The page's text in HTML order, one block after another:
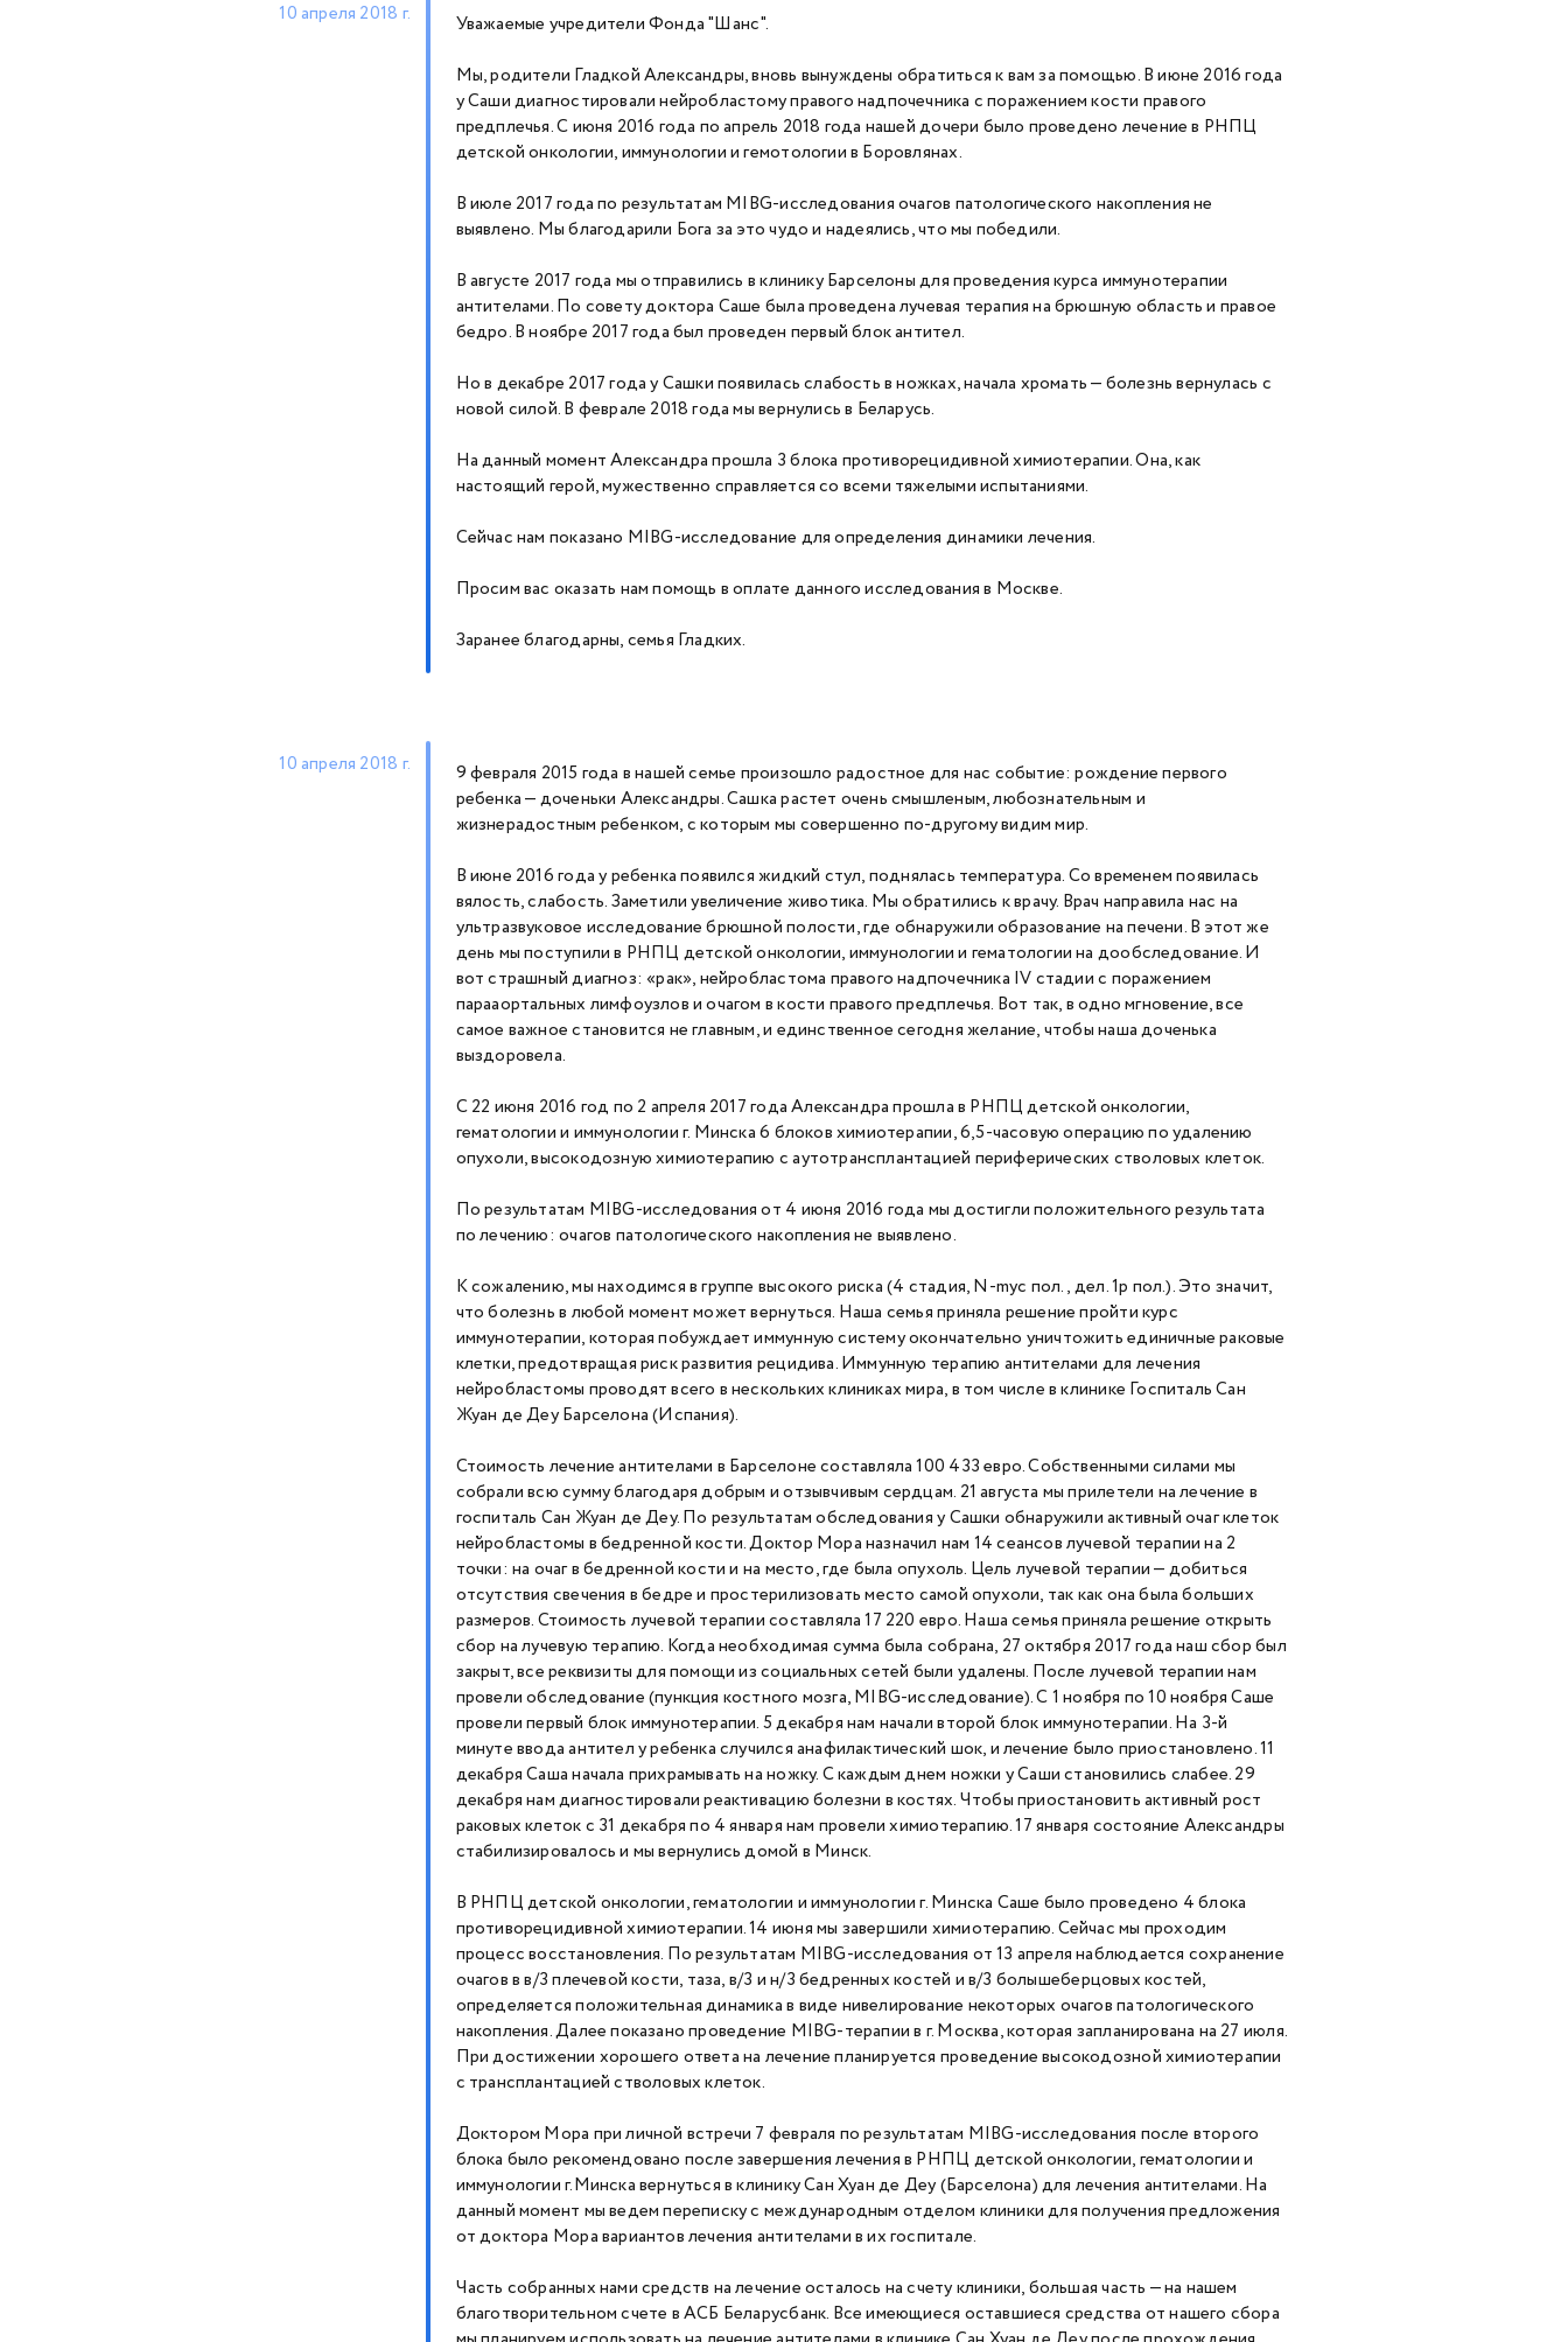
10 апреля 2018 г.
Уважаемые учредители Фонда "Шанс".
Мы, родители Гладкой Александры, вновь вынуждены обратиться к вам за помощью. В июне 2016 года
у Саши диагностировали нейробластому правого надпочечника с поражением кости правого
предплечья. С июня 2016 года по апрель 2018 года нашей дочери было проведено лечение в РНПЦ
детской онкологии, иммунологии и гемотологии в Боровлянах.
В июле 2017 года по результатам MIBG-исследования очагов патологического накопления не
выявлено. Мы благодарили Бога за это чудо и надеялись, что мы победили.
В августе 2017 года мы отправились в клинику Барселоны для проведения курса иммунотерапии
антителами. По совету доктора Саше была проведена лучевая терапия на брюшную область и правое
бедро. В ноябре 2017 года был проведен первый блок антител.
Но в декабре 2017 года у Сашки появилась слабость в ножках, начала хромать — болезнь вернулась с
новой силой. В феврале 2018 года мы вернулись в Беларусь.
На данный момент Александра прошла 3 блока противорецидивной химиотерапии. Она, как
настоящий герой, мужественно справляется со всеми тяжелыми испытаниями.
Сейчас нам показано MIBG-исследование для определения динамики лечения.
Просим вас оказать нам помощь в оплате данного исследования в Москве.
Заранее благодарны, семья Гладких.
10 апреля 2018 г.
9 февраля 2015 года в нашей семье произошло радостное для нас событие: рождение первого
ребенка — доченьки Александры. Сашка растет очень смышленым, любознательным и
жизнерадостным ребенком, с которым мы совершенно по-другому видим мир.
В июне 2016 года у ребенка появился жидкий стул, поднялась температура. Со временем появилась
вялость, слабость. Заметили увеличение животика. Мы обратились к врачу. Врач направила нас на
ультразвуковое исследование брюшной полости, где обнаружили образование на печени. В этот же
день мы поступили в РНПЦ детской онкологии, иммунологии и гематологии на дообследование. И
вот страшный диагноз: «рак», нейробластома правого надпочечника IV стадии с поражением
парааортальных лимфоузлов и очагом в кости правого предплечья. Вот так, в одно мгновение, все
самое важное становится не главным, и единственное сегодня желание, чтобы наша доченька
выздоровела.
С 22 июня 2016 год по 2 апреля 2017 года Александра прошла в РНПЦ детской онкологии,
гематологии и иммунологии г. Минска 6 блоков химиотерапии, 6,5-часовую операцию по удалению
опухоли, высокодозную химиотерапию с аутотрансплантацией периферических стволовых клеток.
По результатам MIBG-исследования от 4 июня 2016 года мы достигли положительного результата
по лечению: очагов патологического накопления не выявлено.
К сожалению, мы находимся в группе высокого риска (4 стадия, N-myc пол., дел. 1р пол.). Это значит,
что болезнь в любой момент может вернуться. Наша семья приняла решение пройти курс
иммунотерапии, которая побуждает иммунную систему окончательно уничтожить единичные раковые
клетки, предотвращая риск развития рецидива. Иммунную терапию антителами для лечения
нейробластомы проводят всего в нескольких клиниках мира, в том числе в клинике Госпиталь Сан
Жуан де Деу Барселона (Испания).
Стоимость лечение антителами в Барселоне составляла 100 433 евро. Собственными силами мы
собрали всю сумму благодаря добрым и отзывчивым сердцам. 21 августа мы прилетели на лечение в
госпиталь Сан Жуан де Деу. По результатам обследования у Сашки обнаружили активный очаг клеток
нейробластомы в бедренной кости. Доктор Мора назначил нам 14 сеансов лучевой терапии на 2
точки: на очаг в бедренной кости и на место, где была опухоль. Цель лучевой терапии — добиться
отсутствия свечения в бедре и простерилизовать место самой опухоли, так как она была больших
размеров. Стоимость лучевой терапии составляла 17 220 евро. Наша семья приняла решение открыть
сбор на лучевую терапию. Когда необходимая сумма была собрана, 27 октября 2017 года наш сбор был
закрыт, все реквизиты для помощи из социальных сетей были удалены. После лучевой терапии нам
провели обследование (пункция костного мозга, MIBG-исследование). С 1 ноября по 10 ноября Саше
провели первый блок иммунотерапии. 5 декабря нам начали второй блок иммунотерапии. На 3-й
минуте ввода антител у ребенка случился анафилактический шок, и лечение было приостановлено. 11
декабря Саша начала прихрамывать на ножку. С каждым днем ножки у Саши становились слабее. 29
декабря нам диагностировали реактивацию болезни в костях. Чтобы приостановить активный рост
раковых клеток с 31 декабря по 4 января нам провели химиотерапию. 17 января состояние Александры
стабилизировалось и мы вернулись домой в Минск.
В РНПЦ детской онкологии, гематологии и иммунологии г. Минска Саше было проведено 4 блока
противорецидивной химиотерапии. 14 июня мы завершили химиотерапию. Сейчас мы проходим
процесс восстановления. По результатам MIBG-исследования от 13 апреля наблюдается сохранение
очагов в в/3 плечевой кости, таза, в/3 и н/3 бедренных костей и в/3 болышеберцовых костей,
определяется положительная динамика в виде нивелирование некоторых очагов патологического
накопления. Далее показано проведение MIBG-терапии в г. Москва, которая запланирована на 27 июля.
При достижении хорошего ответа на лечение планируется проведение высокодозной химиотерапии
с трансплантацией стволовых клеток.
Доктором Мора при личной встречи 7 февраля по результатам MIBG-исследования после второго
блока было рекомендовано после завершения лечения в РНПЦ детской онкологии, гематологии и
иммунологии г.Минска вернуться в клинику Сан Хуан де Деу (Барселона) для лечения антителами. На
данный момент мы ведем переписку с международным отделом клиники для получения предложения
от доктора Мора вариантов лечения антителами в их госпитале.
Часть собранных нами средств на лечение осталось на счету клиники, большая часть — на нашем
благотворительном счете в АСБ Беларусбанк. Все имеющиеся оставшиеся средства от нашего сбора